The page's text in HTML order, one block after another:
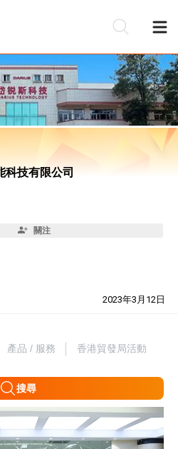
科技有限公司
關注
2023年3月12日
產品 / 服務 香港貿發局活動
搜尋